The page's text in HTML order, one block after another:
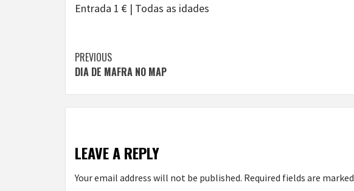
Entrada 1 € | Todas as idades
Continue
Reading
PREVIOUS
DIA DE MAFRA NO MAP
LEAVE A REPLY
Your email address will not be published. Required fields are marked